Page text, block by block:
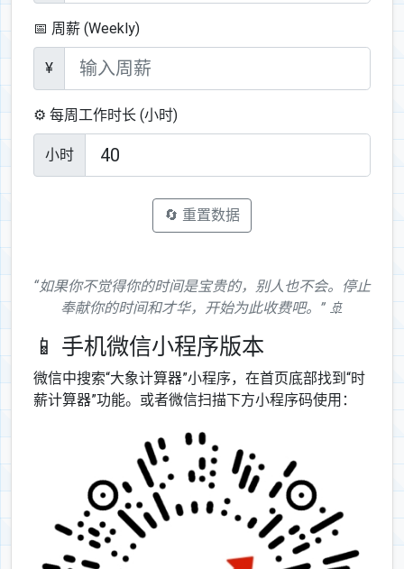
📅 周薪 (Weekly)
¥
⚙️ 每周工作时长 (小时)
小时
🔄 重置数据
“如果你不觉得你的时间是宝贵的，别人也不会。停止
奉献你的时间和才华，开始为此收费吧。” 🚢
📱 手机微信小程序版本
微信中搜索“大象计算器”小程序，在首页底部找到“时
薪计算器”功能。或者微信扫描下方小程序码使用：